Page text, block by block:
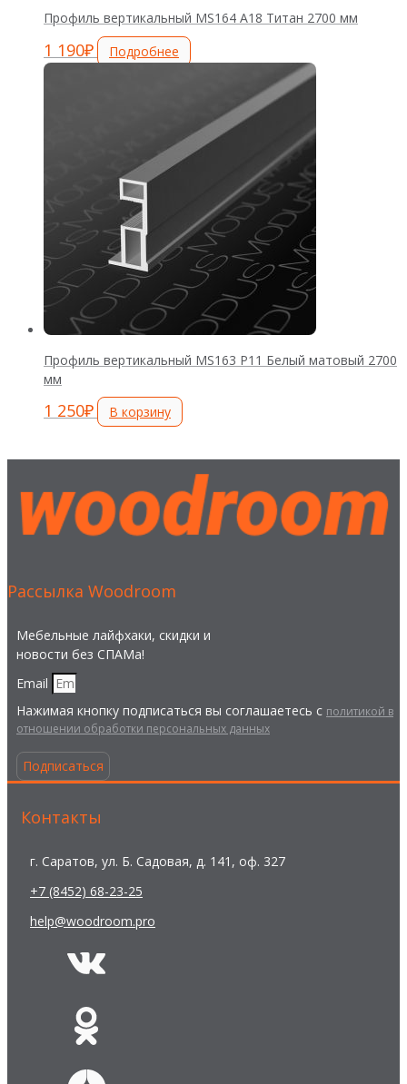
Профиль вертикальный MS164 А18 Титан 2700 мм
1 190₽ Подробнее
Профиль вертикальный MS163 Р11 Белый матовый 2700
мм
1 250₽ В корзину
Рассылка Woodroom
Мебельные лайфхаки, скидки и
новости без СПАМа!
Email
Нажимая кнопку подписаться вы соглашаетесь с политикой в
отношении обработки персональных данных
Подписаться
Контакты
г. Саратов, ул. Б. Садовая, д. 141, оф. 327
+7 (8452) 68-23-25
help@woodroom.pro